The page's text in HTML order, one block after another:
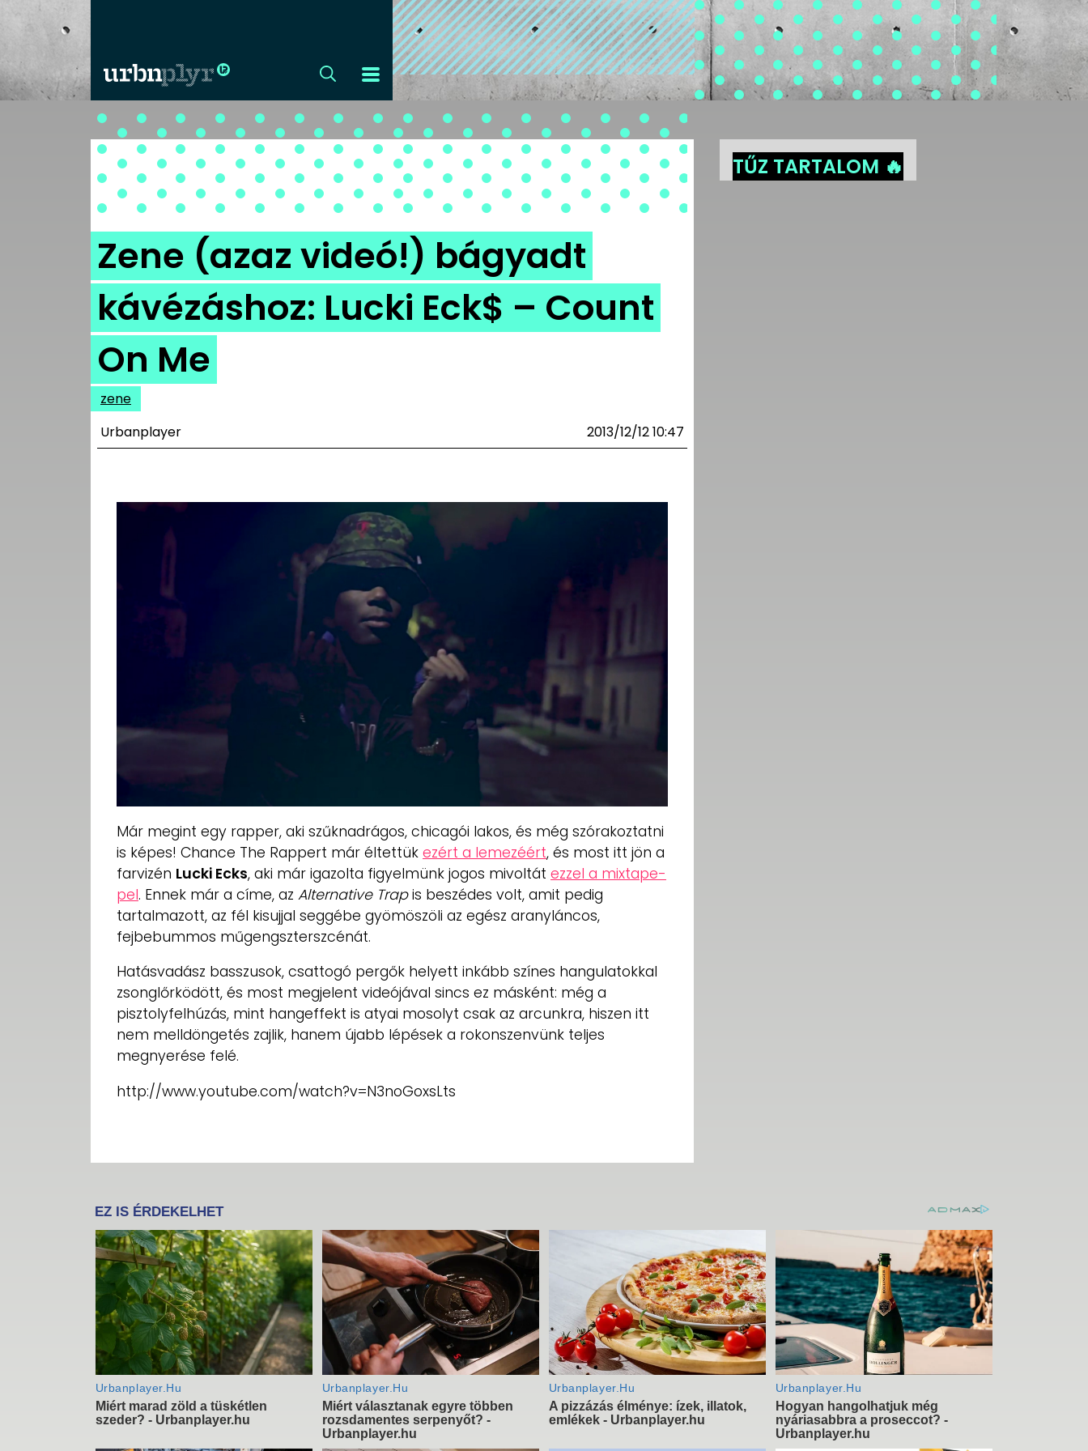
CÍMLAP
DIZÁJN
DIVAT
HIP
KULT
MÉDIAAJÁNLAT
Zene (azaz videó!) bágyadt
kávézáshoz: Lucki Eck$ – Count
On Me
zene
Urbanplayer
2013/12/12 10:47
Már megint egy rapper, aki szűknadrágos, chicagói lakos, és még szórakoztatni
is képes! Chance The Rappert már éltettük ezért a lemezéért, és most itt jön a
farvizén Lucki Ecks, aki már igazolta figyelmünk jogos mivoltát ezzel a mixtape-
pel. Ennek már a címe, az Alternative Trapis beszédes volt, amit pedig
tartalmazott, az fél kisujjal seggébe gyömöszöli az egész aranyláncos,
fejbebummos műgengszterszcénát.
Hatásvadász basszusok, csattogó pergők helyett inkább színes hangulatokkal
zsonglőrködött, és most megjelent videójával sincs ez másként: még a
pisztolyfelhúzás, mint hangeffekt is atyai mosolyt csak az arcunkra, hiszen itt
nem melldöngetés zajlik, hanem újabb lépések a rokonszenvünk teljes
megnyerése felé.
http://www.youtube.com/watch?v=N3noGoxsLts
TŰZ TARTALOM 🔥